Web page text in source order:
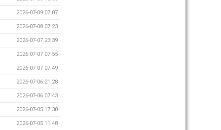
2026-07-09 07:07
2026-07-08 07:23
2026-07-07 23:39
2026-07-07 07:55
2026-07-07 07:49
2026-07-06 21:28
2026-07-06 07:43
2026-07-05 17:30
2026-07-05 11:48